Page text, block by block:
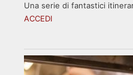
Una serie di fantastici
ACCEDI